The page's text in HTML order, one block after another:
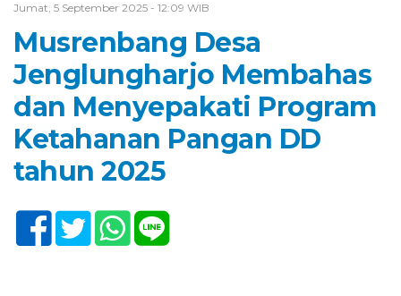
Jumat, 5 September 2025 - 12:09 WIB
Musrenbang Desa
Jenglungharjo Membahas
dan Menyepakati Program
Ketahanan Pangan DD
tahun 2025